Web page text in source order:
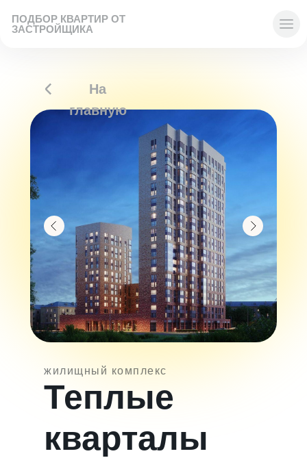
ПОДБОР КВАРТИР ОТ
ЗАСТРОЙЩИКА
жилищный комплекс
Теплые
кварталы
На
главную